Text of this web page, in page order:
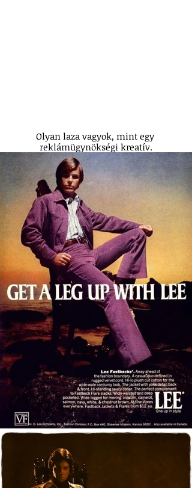
Olyan laza vagyok, mint egy
reklámügynökségi kreatív.